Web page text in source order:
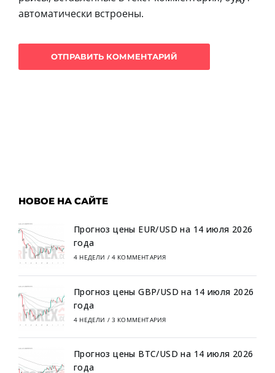
автоматически встроены.
НОВОЕ НА САЙТЕ
Прогноз цены EUR/USD на 14 июля 2026
года
4 НЕДЕЛИ / 4 КОММЕНТАРИЯ
Прогноз цены GBP/USD на 14 июля 2026
года
4 НЕДЕЛИ / 3 КОММЕНТАРИЯ
Прогноз цены BTC/USD на 14 июля 2026
года